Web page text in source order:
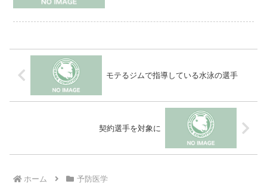
為急ピッチでコンディショニング中で
モテるジムで指導している水泳の選手
契約選手を対象に
ホーム 予防医学